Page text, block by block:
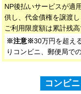
NP後払いサービスが適
供し、代金債権を譲渡し
ご利用限度額は累計残
※注意※30万円を超え
りコンビニ、郵便局で
コンビ